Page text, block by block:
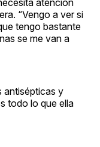
“Vengo a ver si
tengo bastante
se me van a
antisépticas y
todo lo que ella